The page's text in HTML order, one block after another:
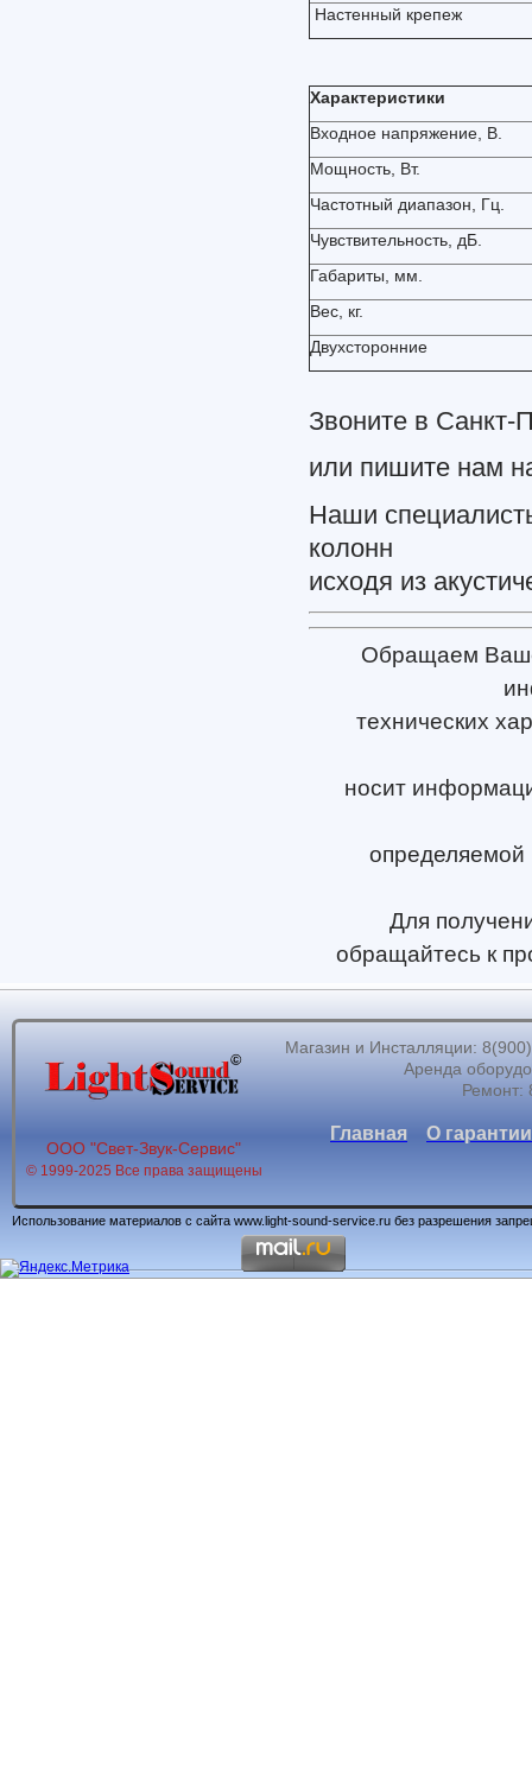
Настенный крепеж
Характеристики
Входное напряжение, В.
Мощность, Вт.
Частотный диапазон, Гц.
Чувствительность, дБ.
Габариты, мм.
Вес, кг.
Двухсторонние
Звоните в Санкт-
или пишите нам
Наши
колонн
исходя из
Обращаем Ваше
технических
носит
определяемой
Для
обращайтесь к
Магазин и Инсталляции:
Аренда
Ремонт:
ООО "Свет-Звук-Сервис"
© 1999-2025 Все права защищены
Главная О гарантии
Использование материалов с сайта www.light-sound-service.ru без разрешения